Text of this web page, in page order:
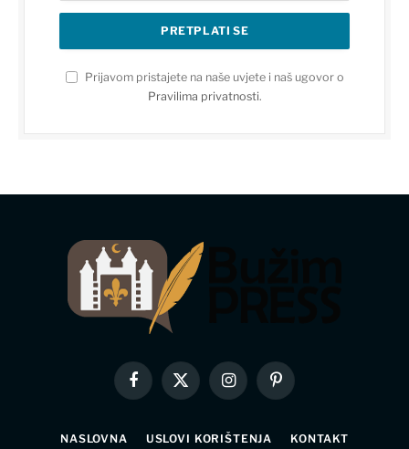
Prijavom pristajete na naše uvjete i naš ugovor o
Pravilima privatnosti.
Facebook
X
(Twitter)
InstagramPinterest
NASLOVNA USLOVI KORIŠTENJA KONTAKT